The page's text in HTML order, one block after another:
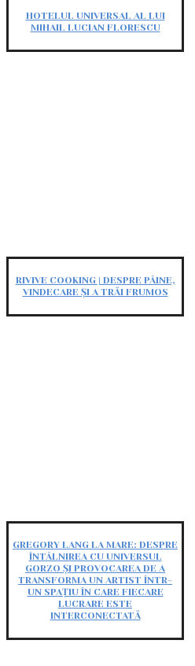
HOTELUL UNIVERSAL AL LUI
MIHAIL LUCIAN FLORESCU
RIVIVE COOKING | DESPRE PÂINE,
VINDECARE ȘI A TRĂI FRUMOS
GREGORY LANG LA MARE: DESPRE
ÎNTÂLNIREA CU UNIVERSUL
GORZO ȘI PROVOCAREA DE A
TRANSFORMA UN ARTIST ÎNTR-
UN SPAȚIU ÎN CARE FIECARE
LUCRARE ESTE
INTERCONECTATĂ